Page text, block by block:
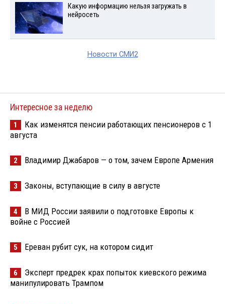
Какую информацию нельзя загружать в
нейросеть
Новости СМИ2
Интересное за неделю
1
Как изменятся пенсии работающих пенсионеров с 1
августа
2 Владимир Джабаров — о том, зачем Европе Армения
3 Законы, вступающие в силу в августе
4
В МИД России заявили о подготовке Европы к
войне с Россией
5 Ереван рубит сук, на котором сидит
6
Эксперт предрек крах попыток киевского режима
манипулировать Трампом